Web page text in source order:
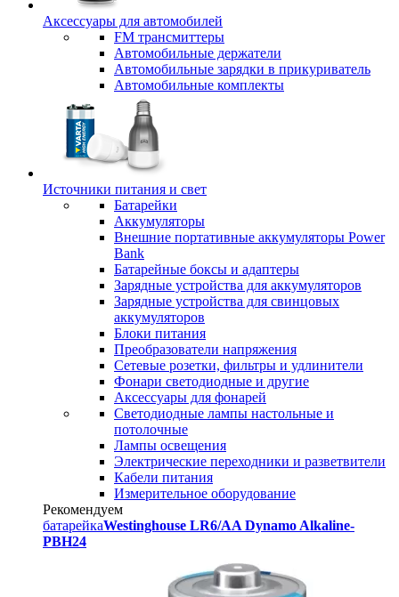
Аксессуары для автомобилей
FM трансмиттеры
Автомобильные держатели
Автомобильные зарядки в прикуриватель
Автомобильные комплекты
Источники питания и свет
Батарейки
Аккумуляторы
Внешние портативные аккумуляторы Power
Bank
Батарейные боксы и адаптеры
Зарядные устройства для аккумуляторов
Зарядные устройства для свинцовых
аккумуляторов
Блоки питания
Преобразователи напряжения
Сетевые розетки, фильтры и удлинители
Фонари светодиодные и другие
Аксессуары для фонарей
Светодиодные лампы настольные и
потолочные
Лампы освещения
Электрические переходники и разветвители
Кабели питания
Измерительное оборудование
Рекомендуем
батарейкаWestinghouse LR6/AA Dynamo Alkaline-
PBH24